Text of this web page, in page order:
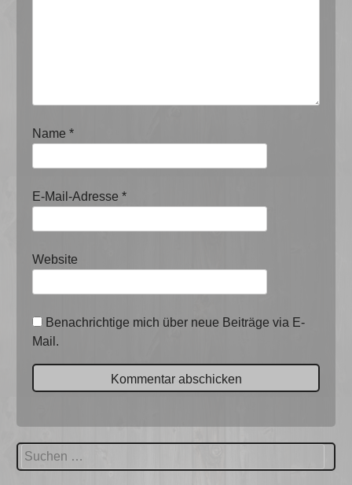
Name*
E-Mail-Adresse*
Website
Benachrichtige mich über neue Beiträge via E-
Mail.
Suchen
nach: